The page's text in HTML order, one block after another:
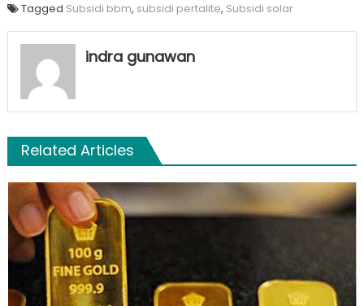
Tagged Subsidi bbm, subsidi pertalite, Subsidi solar
indra gunawan
Related Articles